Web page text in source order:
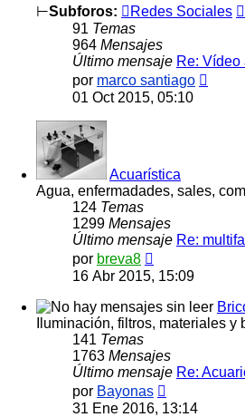
⊢Subforos: Redes Sociales
91 Temas
964 Mensajes
Último mensaje Re:
por marco santiago
01 Oct 2015, 05:10
Acuarística
Agua, enfermadades, sales,
124 Temas
1299 Mensajes
Último mensaje Re:
por breva8
último
mensaje
16 Abr 2015, 15:09
Iluminación, filtros, materiales
141 Temas
1763 Mensajes
Último mensaje Re:
por Bayonas
último
31 Ene 2016, 13:14